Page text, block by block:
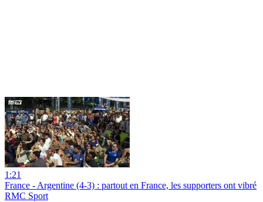
1:21
France - Argentine (4-3) : partout en France, les supporters ont vibré
RMC Sport